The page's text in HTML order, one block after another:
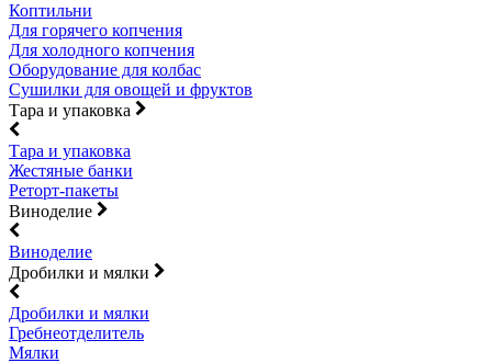
Коптильни
Для горячего копчения
Для холодного копчения
Оборудование для колбас
Сушилки для овощей и фруктов
Тара и упаковка
Тара и упаковка
Жестяные банки
Реторт-пакеты
Виноделие
Виноделие
Дробилки и мялки
Дробилки и мялки
Гребнеотделитель
Мялки